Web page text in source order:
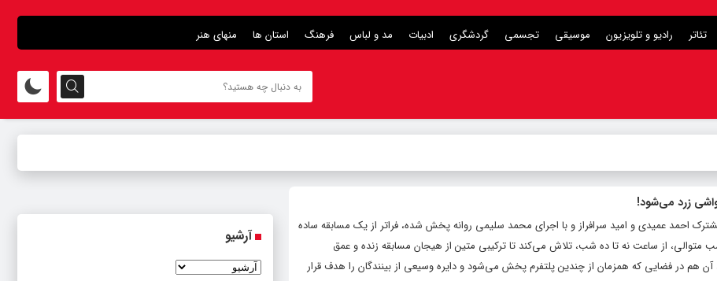
تئاتر رادیو و تلویزیون موسیقی تجسمی گردشگری ادبیات مد و لباس فرهنگ استان ها منهای هنر
زرد می‌شود!
مشترک احمد عمیدی و امید سرافراز و با اجرای محمد سلیمی روانه پخش شده، فراتر از یک مسابقه ساده
از ساعت نه تا ده شب، تلاش می‌کند تا ترکیبی متین از هیجان مسابقه زنده و عمق
آن هم در فضایی که همزمان از چندین پلتفرم پخش می‌شود و دایره وسیعی از بینندگان را هدف قرار
آرشیو